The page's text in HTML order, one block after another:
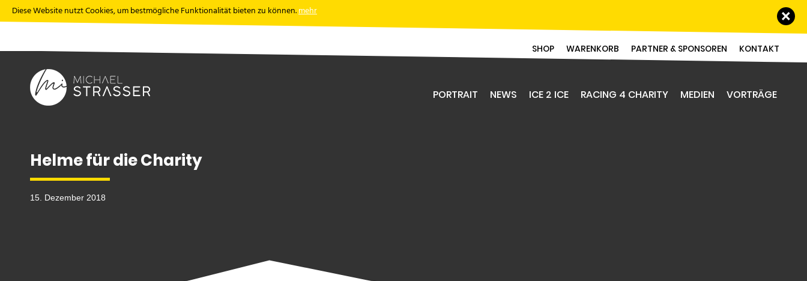
Diese Website nutzt Cookies, um bestmögliche Funktionalität bieten zu können.mehr
SHOP WARENKORB PARTNER & SPONSOREN KONTAKT
PORTRAIT NEWS ICE 2 ICE RACING 4 CHARITY MEDIEN VORTRÄGE
Helme für die Charity
15. Dezember 2018